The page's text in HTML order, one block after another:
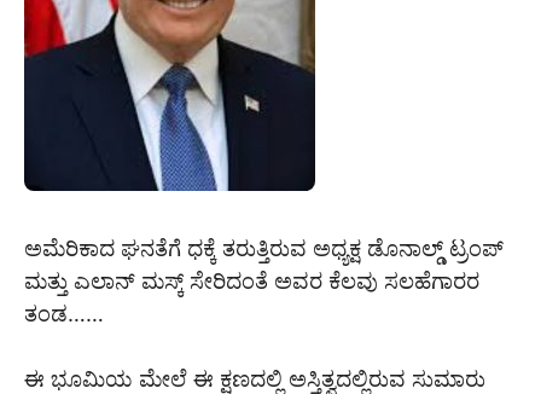
ಅಮೆರಿಕಾದ ಘನತೆಗೆ ಧಕ್ಕೆ ತರುತ್ತಿರುವ ಅಧ್ಯಕ್ಷ ಡೊನಾಲ್ಡ್ ಟ್ರಂಪ್
ಮತ್ತು ಎಲಾನ್ ಮಸ್ಕ್ ಸೇರಿದಂತೆ ಅವರ ಕೆಲವು ಸಲಹೆಗಾರರ
ತಂಡ……
ಈ ಭೂಮಿಯ ಮೇಲೆ ಈ ಕ್ಷಣದಲ್ಲಿ ಅಸ್ತಿತ್ವದಲ್ಲಿರುವ ಸುಮಾರು